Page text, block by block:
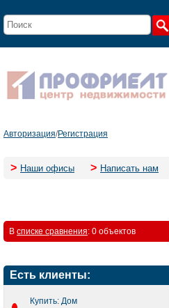
Авторизация/Регистрация
> Наши офисы > Написать нам
В списке сравнения: 0 объектов
Есть клиенты:
Купить: Дом